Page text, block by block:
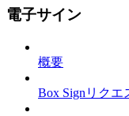
電子サイン
概要
Box Signリクエ